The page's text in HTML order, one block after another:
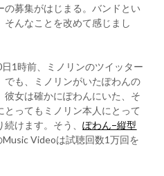
の募集がはじまる。バンドとい
そんなことを改めて感じまし
1時前、ミノリンのツイッター
でも、ミノリンがいたぽわんの
女は確かにぽわんにいた、そ
とってもミノリン本人にとって
続けます。そう、ぽわん−縦型
Music Videoは試聴回数1万回を